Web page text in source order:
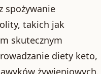
spożywanie
takich jak
skutecznym
diety keto,
żywieniowych.